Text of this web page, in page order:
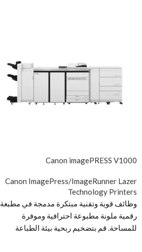
Canon imagePRESS V1000
Canon ImagePress/ImageRunner Lazer
Technology Printers
وظائف قوية وتقنية مبتكرة مدمجة في مطبعة
رقمية ملونة مطبوعة احترافية وموفرة
للمساحة. قم بتضخيم ربحية بيئة الطباعة